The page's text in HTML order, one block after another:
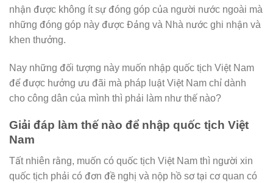
nhận được không ít sự đóng góp của người nước ngoài mà
những đóng góp này được Đảng và Nhà nước ghi nhận và
khen thưởng.
Nay những đối tượng này muốn nhập quốc tịch Việt Nam
để được hưởng ưu đãi mà pháp luật Việt Nam chỉ dành
cho công dân của mình thì phải làm như thế nào?
Giải đáp làm thế nào để nhập quốc tịch Việt
Nam
Tất nhiên rằng, muốn có quốc tịch Việt Nam thì người xin
quốc tịch phải có đơn đề nghị và nộp hồ sơ tại cơ quan có